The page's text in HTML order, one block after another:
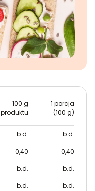
100 g
produktu
1 porcja
(100 g)
b.d.
b.d.
0,40
0,40
b.d.
b.d.
b.d.
b.d.